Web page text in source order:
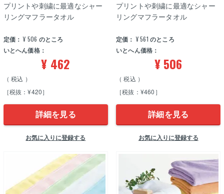
定価： ¥ 506 のところ
いとへん価格：
¥ 462
税込
［税抜：¥420］
プリントや刺繍に最適なシャー
リングマフラータオル
詳細を見る
お気に入りに登録する
定価： ¥561 のところ
いとへん価格：
¥506
税込
［税抜：¥460］
プリントや刺繍に最適なシャー
リングマフラータオル
詳細を見る
お気に入りに登録する